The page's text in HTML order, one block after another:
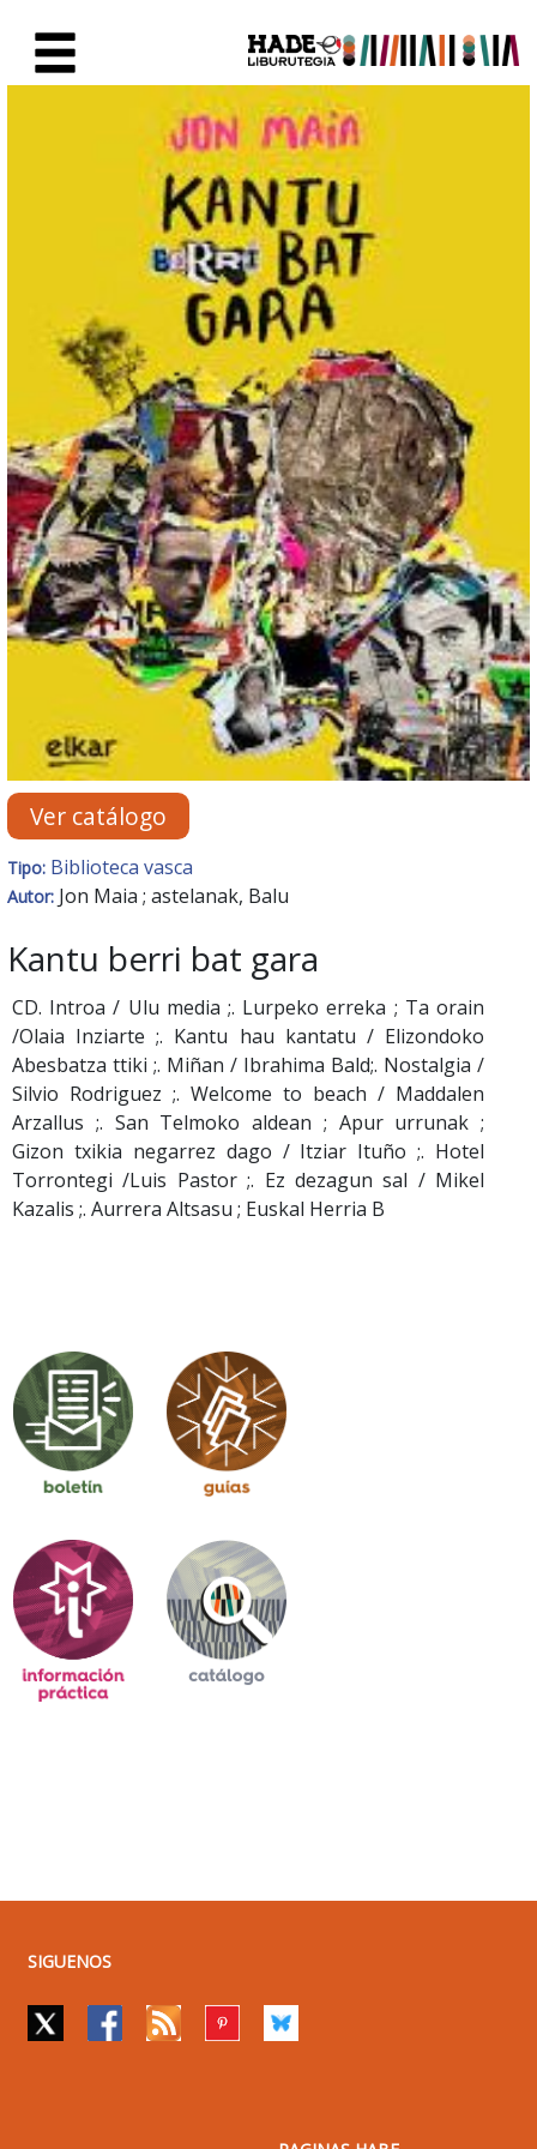
Ficha de Novedades -
Ver catálogo
Tipo: Biblioteca vasca
Autor: Jon Maia ; astelanak, Balu
Kantu berri bat gara
CD. Introa / Ulu media ;. Lurpeko erreka ; Ta orain
/Olaia Inziarte ;. Kantu hau kantatu / Elizondoko
Abesbatza ttiki ;. Miñan / Ibrahima Bald;. Nostalgia /
Silvio Rodriguez ;. Welcome to beach / Maddalen
Arzallus ;. San Telmoko aldean ; Apur urrunak ;
Gizon txikia negarrez dago / Itziar Ituño ;. Hotel
Torrontegi /Luis Pastor ;. Ez dezagun sal / Mikel
Kazalis ;. Aurrera Altsasu ; Euskal Herria B
SIGUENOS